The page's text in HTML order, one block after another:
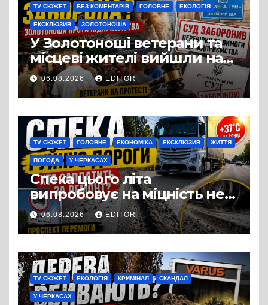
TV СЮЖЕТ БЕЗ КОМЕНТАРІВ ГОЛОВНЕ ЕКОЛОГІЯ
ЕКСКЛЮЗИВ ЗОЛОТОНОША
У Золотоноші ветерани та
місцеві жителі вийшли на
протест до стін
підприємства ТОВ «Омега
Три», що займається
виробництвом м’яса птиці
06.08.2026 EDITOR
TV СЮЖЕТ ГОЛОВНЕ ЕКОНОМІКА ЕКСКЛЮЗИВ ЖИТТЯ
ПОГОДА У ЧЕРКАСАХ
Спека цього літа
випробовує на міцність не
лише людей, а й дороги
Черкас
06.08.2026 EDITOR
TV СЮЖЕТ ЕКОЛОГІЯ КРИМІНАЛ СКАНДАЛ
У ЧЕРКАСАХ